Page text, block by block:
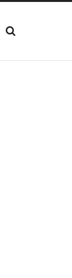
顯
示
位